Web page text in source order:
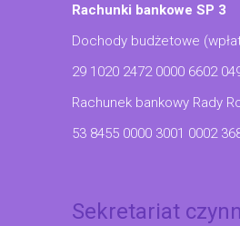
Rachunki bankowe SP 3
Dochody budżetowe
29 1020 2472 0000 6602
Rachunek bankowy Rady
53 8455 0000 3001 0002
Sekretariat